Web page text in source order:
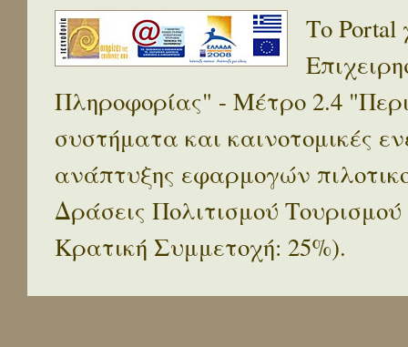
Το Portal
Πληροφορίας" - Μέτρο 2.4
συστήματα και καινοτομικές
ανάπτυξης εφαρμογών
Δράσεις Πολιτισμού
Κρατική Συμμετοχή: 25%).